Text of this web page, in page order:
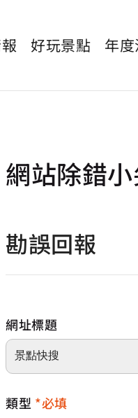
好玩景點 年
網站除錯
勘誤回報
網址標題
類型
必填